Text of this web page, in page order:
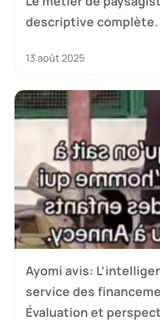
descriptive complète.
13 août 2025
Ayomi avis:
service des
Évaluation et